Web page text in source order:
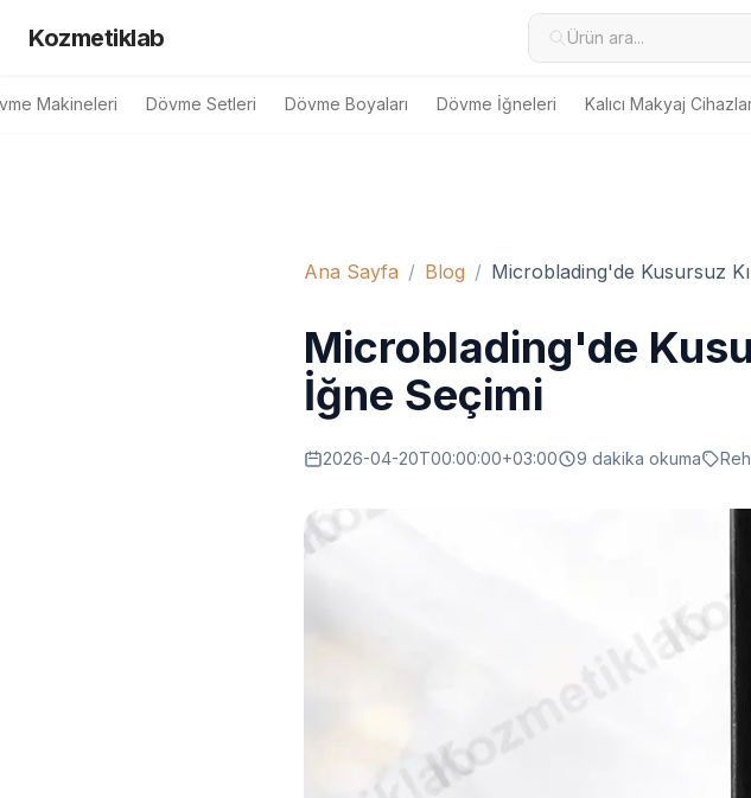
Kozmetiklab Ürün ara...
Makineleri Dövme Setleri Dövme Boyaları Dövme İğneleri Kalıcı Makyaj
Ana Sayfa / Blog / Microblading'de Kusursuz
Microblading'de
İğne Seçimi
2026-04-20T00:00:00+03:00 9 dakika okuma